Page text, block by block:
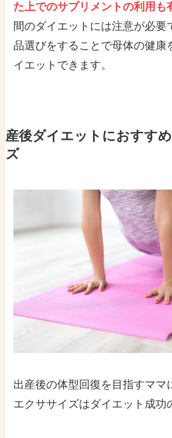
た上でのサプリメントの利用も
間のダイエットには注意が必要
品選びをすることで母体の健康
イエットできます。
産後ダイエットにおすす
ズ
出産後の体型回復を目指すママ
エクササイズはダイエット成功